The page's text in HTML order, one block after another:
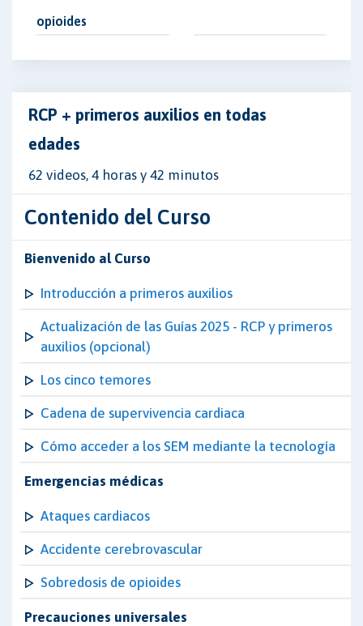
opioides
RCP + primeros auxilios en todas
edades
62 videos, 4 horas y 42 minutos
Contenido del Curso
Bienvenido al Curso
Introducción a primeros auxilios
Actualización de las Guías 2025 - RCP y primeros
auxilios (opcional)
Los cinco temores
Cadena de supervivencia cardiaca
Cómo acceder a los SEM mediante la tecnología
Emergencias médicas
Ataques cardiacos
Accidente cerebrovascular
Sobredosis de opioides
Precauciones universales